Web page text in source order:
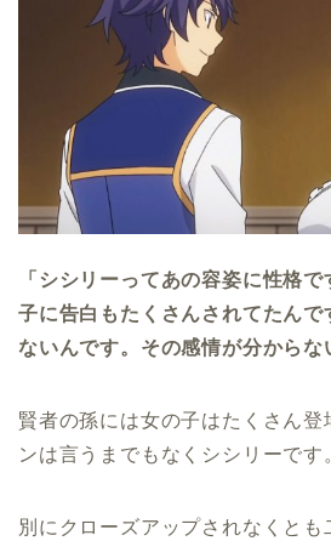
「シシリーってあの容姿に性格
子に告白もたくさんされてたん
ないんです。その感情が分からな
賢者の孫には女の子はたくさん登
ンは言うまでもなくシシリーです
別にクローズアップされなくとも